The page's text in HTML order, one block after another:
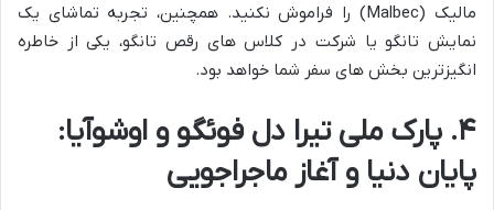
مالیک (Malbec) را فراموش نکنید. همچنین، تجربه تماشای یک
نمایش تانگو یا شرکت در کلاس های رقص تانگو، یکی از خاطره
انگیزترین بخش های سفر شما خواهد بود.
۴. پارک ملی تیرا دل فوئگو و اوشوآیا:
پایان دنیا و آغاز ماجراجویی